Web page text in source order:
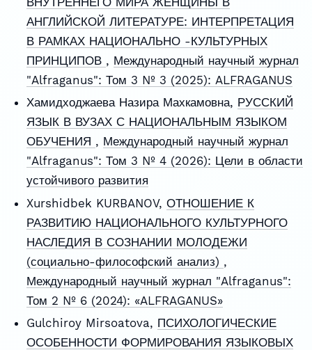
АНГЛИЙСКОЙ ЛИТЕРАТУРЕ: ИНТЕРПРЕТАЦИЯ
В РАМКАХ НАЦИОНАЛЬНО -КУЛЬТУРНЫХ
ПРИНЦИПОВ , Международный научный журнал
"Alfraganus": Том 3 № 3 (2025): ALFRAGANUS
Хамидходжаева Назира Махкамовна, РУССКИЙ
ЯЗЫК В ВУЗАХ С НАЦИОНАЛЬНЫМ ЯЗЫКОМ
ОБУЧЕНИЯ , Международный научный журнал
"Alfraganus": Том 3 № 4 (2026): Цели в области
устойчивого развития
Xurshidbek KURBANOV, ОТНОШЕНИЕ К
РАЗВИТИЮ НАЦИОНАЛЬНОГО КУЛЬТУРНОГО
НАСЛЕДИЯ В СОЗНАНИИ МОЛОДЕЖИ
(социально-философский анализ) ,
Международный научный журнал "Alfraganus":
Том 2 № 6 (2024): «ALFRAGANUS»
Gulchiroy Mirsoatova, ПСИХОЛОГИЧЕСКИЕ
ОСОБЕННОСТИ ФОРМИРОВАНИЯ ЯЗЫКОВЫХ